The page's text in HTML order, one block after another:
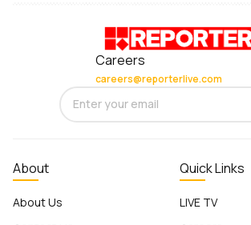
Careers
careers@reporterlive.com
About
About Us
Quick Links
LIVE TV